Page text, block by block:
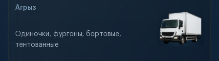
Агрыз
Одиночки, фургоны, бортовые,
тентованные